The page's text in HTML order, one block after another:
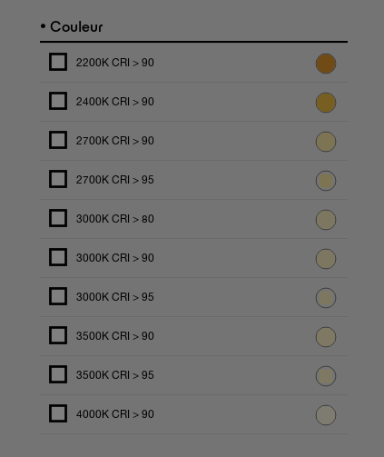
• Couleur
2200K CRI > 90
2400K CRI > 90
2700K CRI > 90
2700K CRI > 95
3000K CRI > 80
3000K CRI > 90
3000K CRI > 95
3500K CRI > 90
3500K CRI > 95
4000K CRI > 90